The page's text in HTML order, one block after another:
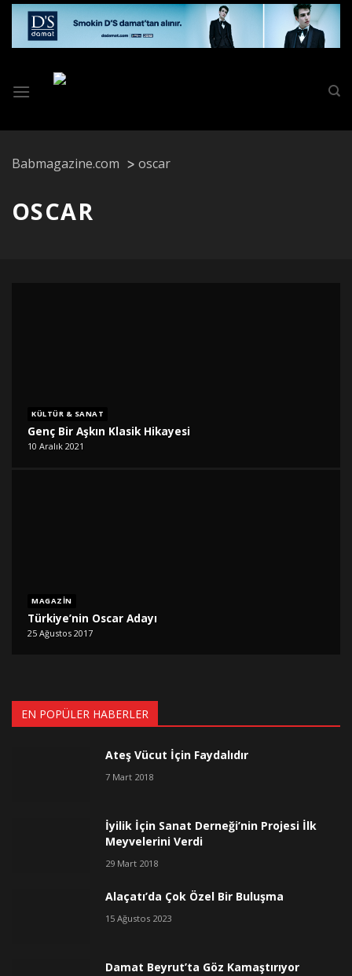
Skip
content
Babmagazine.com oscar
OSCAR
KÜLTÜR & SANAT
Genç Bir Aşkın Klasik Hikayesi
10 Aralık 2021
MAGAZIN
Türkiye’nin Oscar Adayı
25 Ağustos 2017
EN POPÜLER HABERLER
Ateş Vücut İçin Faydalıdır
7 Mart 2018
İyilik İçin Sanat Derneği’nin Projesi İlk
Meyvelerini Verdi
29 Mart 2018
Alaçatı’da Çok Özel Bir Buluşma
15 Ağustos 2023
Damat Beyrut’ta Göz Kamaştırıyor